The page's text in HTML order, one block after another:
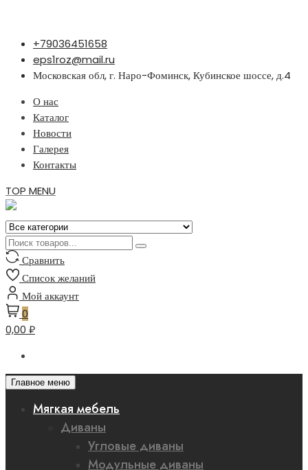
Перейти
содержимому
+79036451658
eps1roz@mail.ru
Московская обл, г. Наро-Фоминск, Кубинское шоссе, д.4
О нас
Каталог
Новости
Галерея
Контакты
TOP MENU
Сравнить
Список желаний
Мой аккаунт
0
0,00 ₽
Главное меню
Мягкая мебель
Диваны
Угловые диваны
Модульные диваны